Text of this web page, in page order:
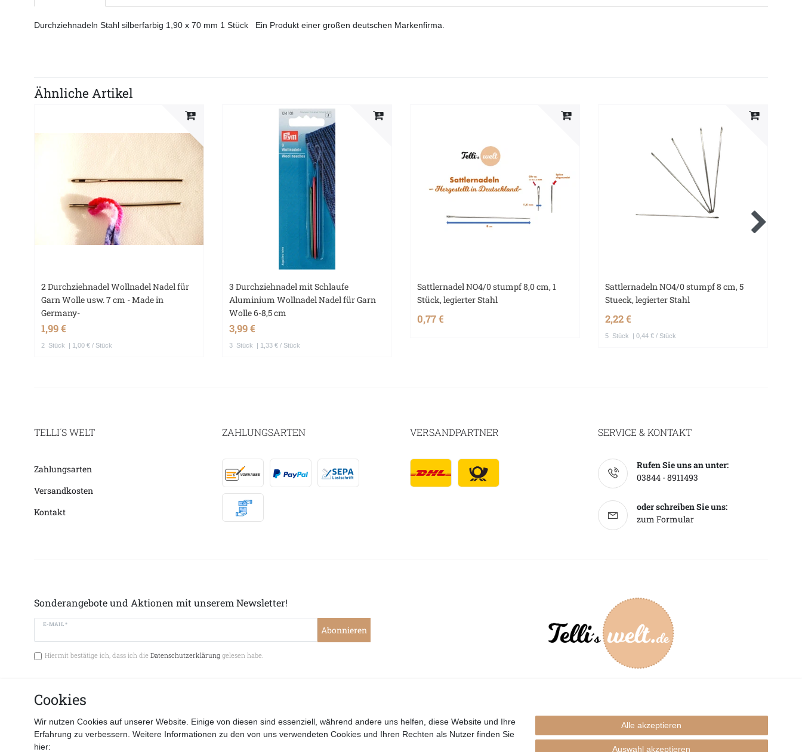
Durchziehnadeln Stahl silberfarbig 1,90 x 70 mm 1 Stück Ein Produkt einer großen deutschen Markenfirma.
Ähnliche Artikel
2 Durchziehnadel Wollnadel Nadel für
Garn Wolle usw. 7 cm - Made in
Germany-
1,99 €
2 Stück | 1,00 € / Stück
3 Durchziehnadel mit Schlaufe
Aluminium Wollnadel Nadel für Garn
Wolle 6-8,5 cm
3,99 €
3 Stück | 1,33 € / Stück
Sattlernadel NO4/0 stumpf 8,0 cm, 1
Stück, legierter Stahl
0,77 €
Sattlernadeln NO4/0 stumpf 8 cm, 5
Stueck, legierter Stahl
2,22 €
5 Stück | 0,44 € / Stück
TELLI´S WELT
Zahlungsarten
Versandkosten
Kontakt
ZAHLUNGSARTEN VERSANDPARTNER SERVICE & KONTAKT
Rufen Sie uns an unter:
03844 - 8911493
oder schreiben Sie uns:
zum Formular
Sonderangebote und Aktionen mit unserem Newsletter!
E-MAIL *
Abonnieren
Hiermit bestätige ich, dass ich die Datenschutzerklärunggelesen habe.
Vertrag widerrufen | Widerrufsrecht | Datenschutzerklärung | AGB Impressum
Cookies
Wir nutzen Cookies auf unserer Website. Einige von diesen sind essenziell, während andere uns helfen, diese Website und Ihre
Erfahrung zu verbessern. Weitere Informationen zu den von uns verwendeten Cookies und Ihren Rechten als Nutzer finden Sie
hier:
Alle akzeptieren
Auswahl akzeptieren